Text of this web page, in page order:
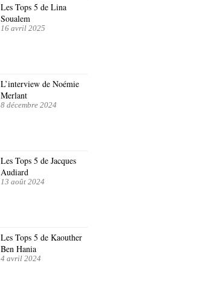
Les Tops 5 de Lina
Soualem
16 avril 2025
L’interview de Noémie
Merlant
8 décembre 2024
Les Tops 5 de Jacques
Audiard
13 août 2024
Les Tops 5 de Kaouther
Ben Hania
4 avril 2024